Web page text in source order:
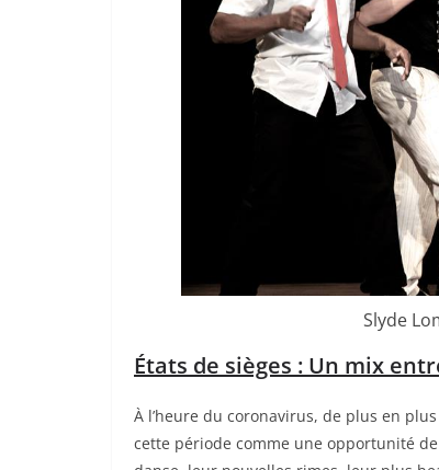
Slyde
États de sièges : Un mix
À l’heure du coronavirus, de plus en
cette période comme une opportunité